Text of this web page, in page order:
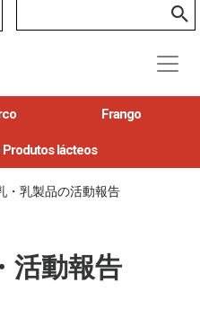
Frango
Produtos lácteos
・乳製品の活動報告
活動報告